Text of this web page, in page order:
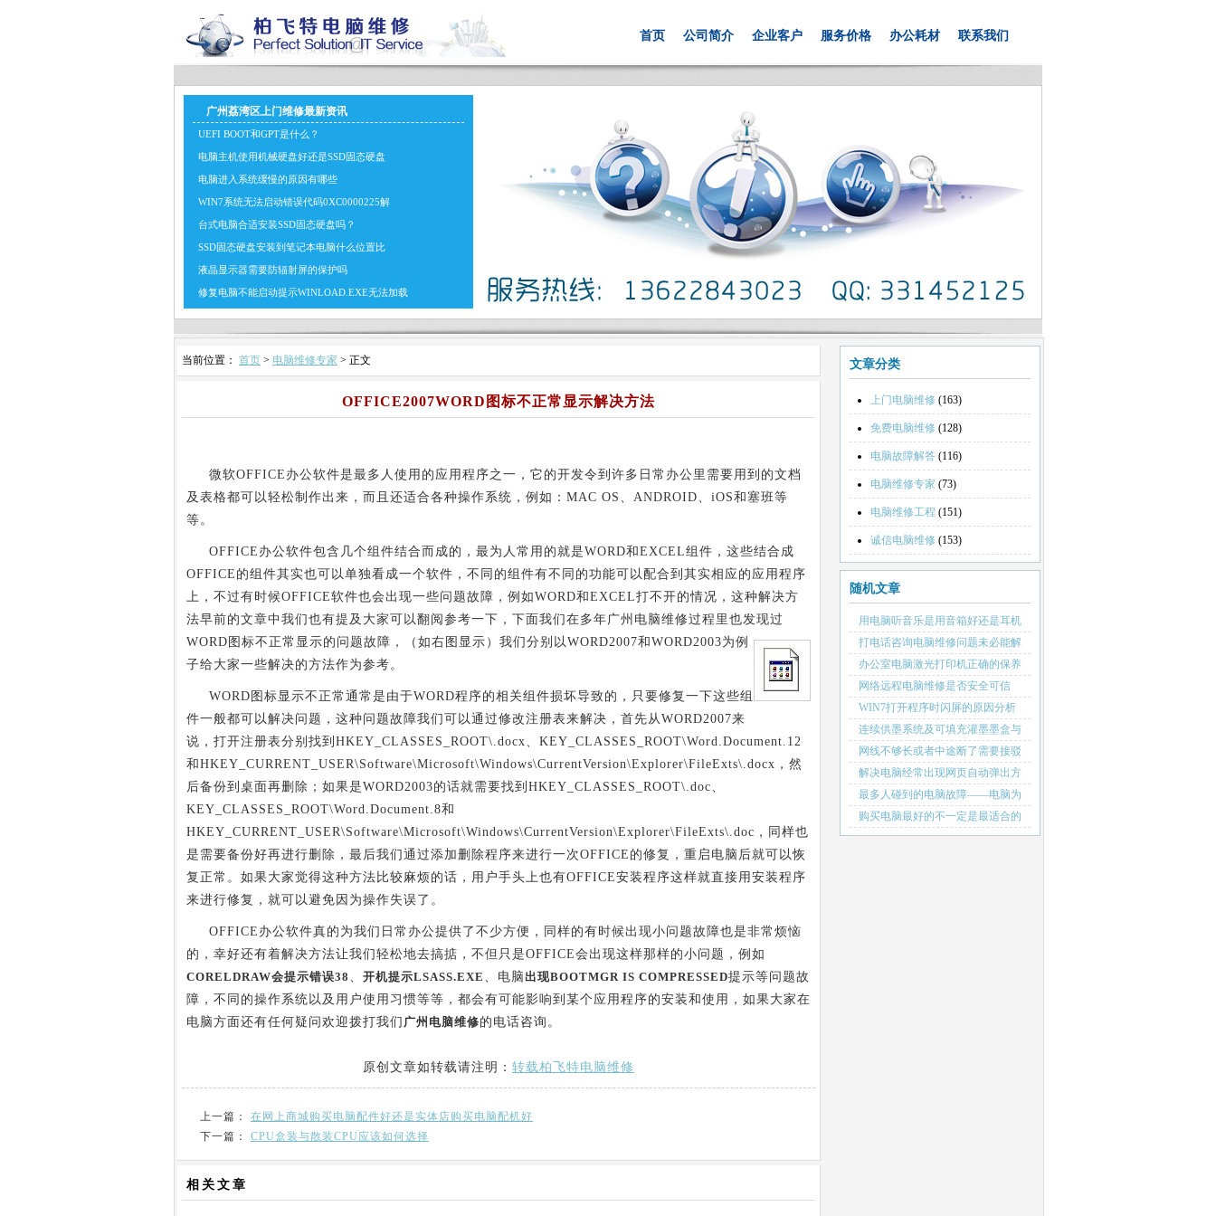
首页 公司简介 企业客户 服务价格 办公耗材 联系我们
广州荔湾区上门维修最新资讯
UEFI BOOT和GPT是什么？
电脑主机使用机械硬盘好还是SSD固态硬盘
电脑进入系统缓慢的原因有哪些
WIN7系统无法启动错误代码0XC0000225解
台式电脑合适安装SSD固态硬盘吗？
SSD固态硬盘安装到笔记本电脑什么位置比
液晶显示器需要防辐射屏的保护吗
修复电脑不能启动提示WINLOAD.EXE无法加载
当前位置： 首页 > 电脑维修专家 > 正文
OFFICE2007WORD图标不正常显示解决方法
微软OFFICE办公软件是最多人使用的应用程序之一，它的开发令到许多日常办公里需要用到的文档
及表格都可以轻松制作出来，而且还适合各种操作系统，例如：MAC OS、ANDROID、iOS和塞班等
等。
OFFICE办公软件包含几个组件结合而成的，最为人常用的就是WORD和EXCEL组件，这些结合成
OFFICE的组件其实也可以单独看成一个软件，不同的组件有不同的功能可以配合到其实相应的应用程序
上，不过有时候OFFICE软件也会出现一些问题故障，例如WORD和EXCEL打不开的情况，这种解决方
法早前的文章中我们也有提及大家可以翻阅参考一下，下面我们在多年广州电脑维修过程里也发现过
WORD图标不正常显示的问题故障，（如右图显示 ）我们分别以WORD2007和WORD2003为例
子给大家一些解决的方法作为参考。
WORD图标显示不正常通常是由于WORD程序的相关组件损坏导致的，只要修复一下这些组
件一般都可以解决问题，这种问题故障我们可以通过修改注册表来解决，首先从WORD2007来
说，打开注册表分别找到HKEY_CLASSES_ROOT\.docx、KEY_CLASSES_ROOT\Word.Document.12
和HKEY_CURRENT_USER\Software\Microsoft\Windows\CurrentVersion\Explorer\FileExts\.docx，然
后备份到桌面再删除；如果是WORD2003的话就需要找到HKEY_CLASSES_ROOT\.doc、
KEY_CLASSES_ROOT\Word.Document.8和
HKEY_CURRENT_USER\Software\Microsoft\Windows\CurrentVersion\Explorer\FileExts\.doc，同样也
是需要备份好再进行删除，最后我们通过添加删除程序来进行一次OFFICE的修复，重启电脑后就可以恢
复正常。如果大家觉得这种方法比较麻烦的话，用户手头上也有OFFICE安装程序这样就直接用安装程序
来进行修复，就可以避免因为操作失误了。
OFFICE办公软件真的为我们日常办公提供了不少方便，同样的有时候出现小问题故障也是非常烦恼
的，幸好还有着解决方法让我们轻松地去搞掂，不但只是OFFICE会出现这样那样的小问题，例如
CORELDRAW会提示错误38 、 开机提示LSASS.EXE 、电脑出现BOOTMGR IS COMPRESSED提示等问题故
障，不同的操作系统以及用户使用习惯等等，都会有可能影响到某个应用程序的安装和使用，如果大家在
电脑方面还有任何疑问欢迎拨打我们 广州电脑维修的电话咨询。
原创文章如转载请注明： 转载柏飞特电脑维修
上一篇： 在网上商城购买电脑配件好还是实体店购买电脑配机好
下一篇： CPU盒装与散装CPU应该如何选择
相关 文章
文章分类
上门电脑维修 (163)
免费电脑维修 (128)
电脑故障解答 (116)
电脑维修专家 (73)
电脑维修工程 (151)
诚信电脑维修 (153)
随机文章
用电脑听音乐是用音箱好还是耳机
好
打电话咨询电脑维修问题未必能解
决
办公室电脑激光打印机正确的保养
知识
网络远程电脑维修是否安全可信
WIN7打开程序时闪屏的原因分析
连续供墨系统及可填充灌墨墨盒与
原装兼容墨盒三者的区别是什么
网线不够长或者中途断了需要接驳
网线应该如何做
解决电脑经常出现网页自动弹出方
法
最多人碰到的电脑故障——电脑为
什么会死机
购买电脑最好的不一定是最适合的